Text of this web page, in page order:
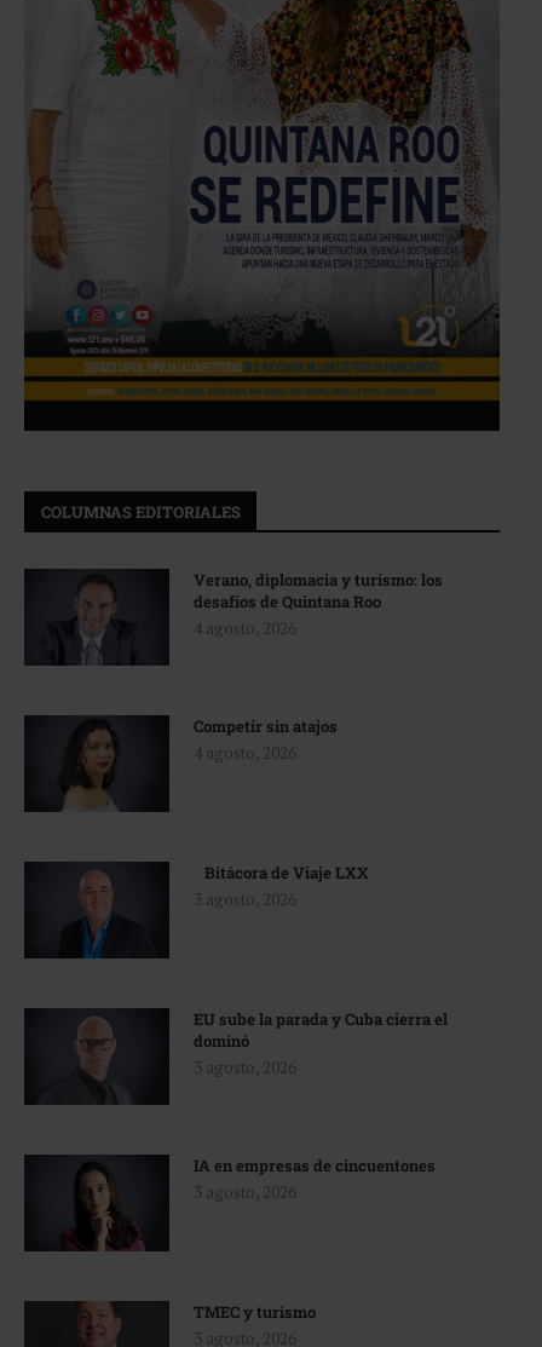
COLUMNAS EDITORIALES
Verano, diplomacia y turismo: los
desafíos de Quintana Roo
4 agosto, 2026
Competir sin atajos
4 agosto, 2026
Bitácora de Viaje LXX
3 agosto, 2026
EU sube la parada y Cuba cierra el
dominó
3 agosto, 2026
IA en empresas de cincuentones
3 agosto, 2026
TMEC y turismo
3 agosto, 2026